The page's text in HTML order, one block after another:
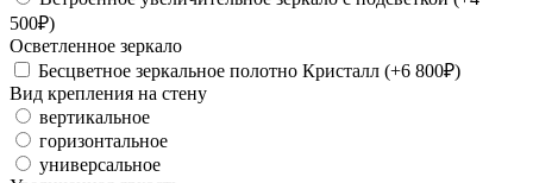
500₽)
Осветленное зеркало
Бесцветное зеркальное полотно Кристалл (+6 800₽)
Вид крепления на стену
вертикальное
горизонтальное
универсальное